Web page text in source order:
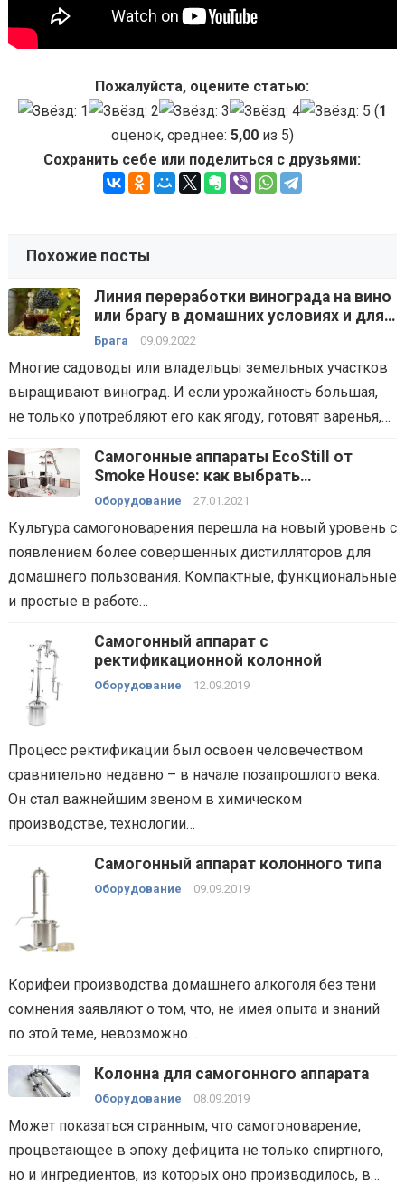
Пожалуйста, оцените статью:
(1
оценок, среднее: 5,00из 5)
Сохранить себе или поделиться с друзьями:
Похожие посты
Линия переработки винограда на вино
или брагу в домашних условиях и для
малых производств — технологии,
Брага 09.09.2022
Многие садоводы или владельцы земельных участков
выращивают виноград. И если урожайность большая,
не только употребляют его как ягоду, готовят варенья,…
Самогонные аппараты EcoStill от
Smoke Housе: как выбрать
дистиллятор для домашнего
Оборудование 27.01.2021
Культура самогоноварения перешла на новый уровень с
появлением более совершенных дистилляторов для
домашнего пользования. Компактные, функциональные
и простые в работе…
Самогонный аппарат с
ректификационной колонной
Оборудование 12.09.2019
Процесс ректификации был освоен человечеством
сравнительно недавно – в начале позапрошлого века.
Он стал важнейшим звеном в химическом
производстве, технологии…
Самогонный аппарат колонного типа
Оборудование 09.09.2019
Корифеи производства домашнего алкоголя без тени
сомнения заявляют о том, что, не имея опыта и знаний
по этой теме, невозможно…
Колонна для самогонного аппарата
Оборудование 08.09.2019
Может показаться странным, что самогоноварение,
процветающее в эпоху дефицита не только спиртного,
но и ингредиентов, из которых оно производилось, в…